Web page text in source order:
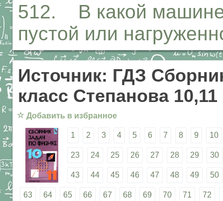
512. В какой
пустой или
Источник: ГДЗ
класс Степанова 10,11
☆ Добавить в избранное
1 2 3 4 5 6 7 8 9 10
23 24 25 26 27 28 29 30
43 44 45 46 47 48 49 50
63 64 65 66 67 68 69 70 71 72